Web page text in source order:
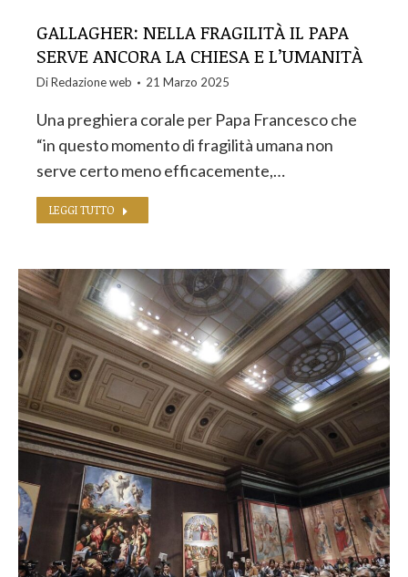
GALLAGHER: NELLA FRAGILITÀ IL PAPA
SERVE ANCORA LA CHIESA E L’UMANITÀ
DiRedazione web 21 Marzo 2025
Una preghiera corale per Papa Francesco che
“in questo momento di fragilità umana non
serve certo meno efficacemente,…
LEGGI TUTTO